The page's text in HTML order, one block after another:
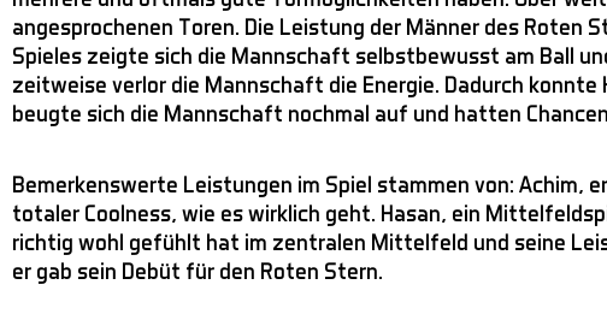
angesprochenen Toren. Die Leistung der Männer des
Spieles zeigte sich die Mannschaft selbstbewusst am Ball
zeitweise verlor die Mannschaft die Energie. Dadurch
beugte sich die Mannschaft nochmal auf und hatten
Bemerkenswerte Leistungen im Spiel stammen von: Achim,
totaler Coolness, wie es wirklich geht. Hasan, ein
richtig wohl gefühlt hat im zentralen Mittelfeld und seine
er gab sein Debüt für den Roten Stern.